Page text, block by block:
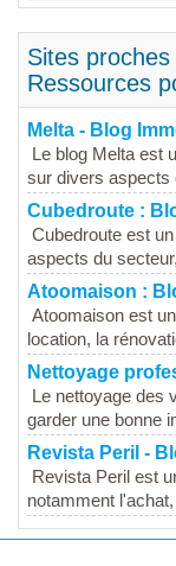
Sites
Ressources
Melta - Blog
Le blog Melta est
sur divers aspects
Cubedroute :
Cubedroute est
aspects du
Atoomaison :
Atoomaison est
location, la
Nettoyage
Le nettoyage des
garder une bonne
Revista Peril -
Revista Peril est
notamment